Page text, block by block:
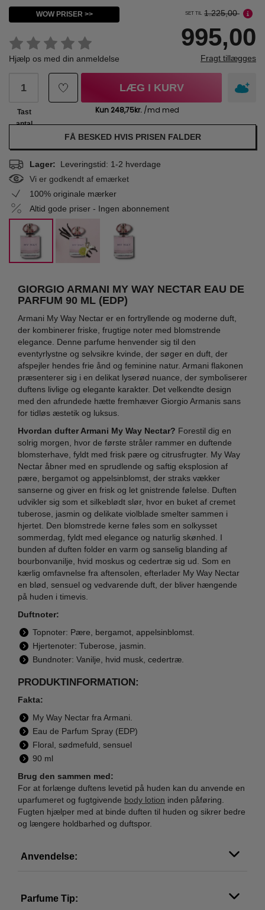
WOW PRISER >>
Hjælp os med din anmeldelse
SET TIL 1.225,00
995,00
Fragt tillægges
Tast
antal
LÆG I KURV
FÅ BESKED HVIS PRISEN FALDER
Lager: Leveringstid: 1-2 hverdage
Vi er godkendt af emærket
100% originale mærker
Altid gode priser - Ingen abonnement
GIORGIO ARMANI MY WAY NECTAR EAU DE
PARFUM 90 ML (EDP)
Armani My Way Nectar er en fortryllende og moderne duft,
der kombinerer friske, frugtige noter med blomstrende
elegance. Denne parfume henvender sig til den
eventyrlystne og selvsikre kvinde, der søger en duft, der
afspejler hendes frie ånd og feminine natur. Armani flakonen
præsenterer sig i en delikat lyserød nuance, der symboliserer
duftens livlige og elegante karakter. Det velkendte design
med den afrundede hætte fremhæver Giorgio Armanis sans
for tidløs æstetik og luksus.
Hvordan dufter Armani My Way Nectar? Forestil dig en
solrig morgen, hvor de første stråler rammer en duftende
blomsterhave, fyldt med frisk pære og citrusfrugter. My Way
Nectar åbner med en sprudlende og saftig eksplosion af
pære, bergamot og appelsinblomst, der straks vækker
sanserne og giver en frisk og let gnistrende følelse. Duften
udvikler sig som et silkeblødt slør, hvor en buket af cremet
tuberose, jasmin og delikate violblade smelter sammen i
hjertet. Den blomstrede kerne føles som en solkysset
sommerdag, fyldt med elegance og naturlig skønhed. I
bunden af duften folder en varm og sanselig blanding af
bourbonvanilje, hvid moskus og cedertræ sig ud. Som en
kærlig omfavnelse fra aftensolen, efterlader My Way Nectar
en blød, sensuel og vedvarende duft, der bliver hængende
på huden i timevis.
Duftnoter:
Topnoter: Pære, bergamot, appelsinblomst.
Hjertenoter: Tuberose, jasmin.
Bundnoter: Vanilje, hvid musk, cedertræ.
PRODUKTINFORMATION:
Fakta:
My Way Nectar fra Armani.
Eau de Parfum Spray (EDP)
Floral, sødmefuld, sensuel
90 ml
Brug den sammen med:
For at forlænge duftens levetid på huden kan du anvende en
uparfumeret og fugtgivende body lotion inden påføring.
Fugten hjælper med at binde duften til huden og sikrer bedre
og længere holdbarhed og duftspor.
Anvendelse:
Parfume Tip: